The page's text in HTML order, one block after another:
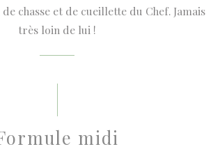
chasse et de cueillette du Chef. Jamais
très loin de lui !
midi